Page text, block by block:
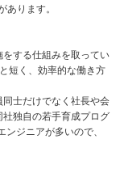
あります。
する仕組みを取ってい
短く、効率的な働き方
士だけでなく社長や会
独自の若手育成プログ
ジニアが多いので、